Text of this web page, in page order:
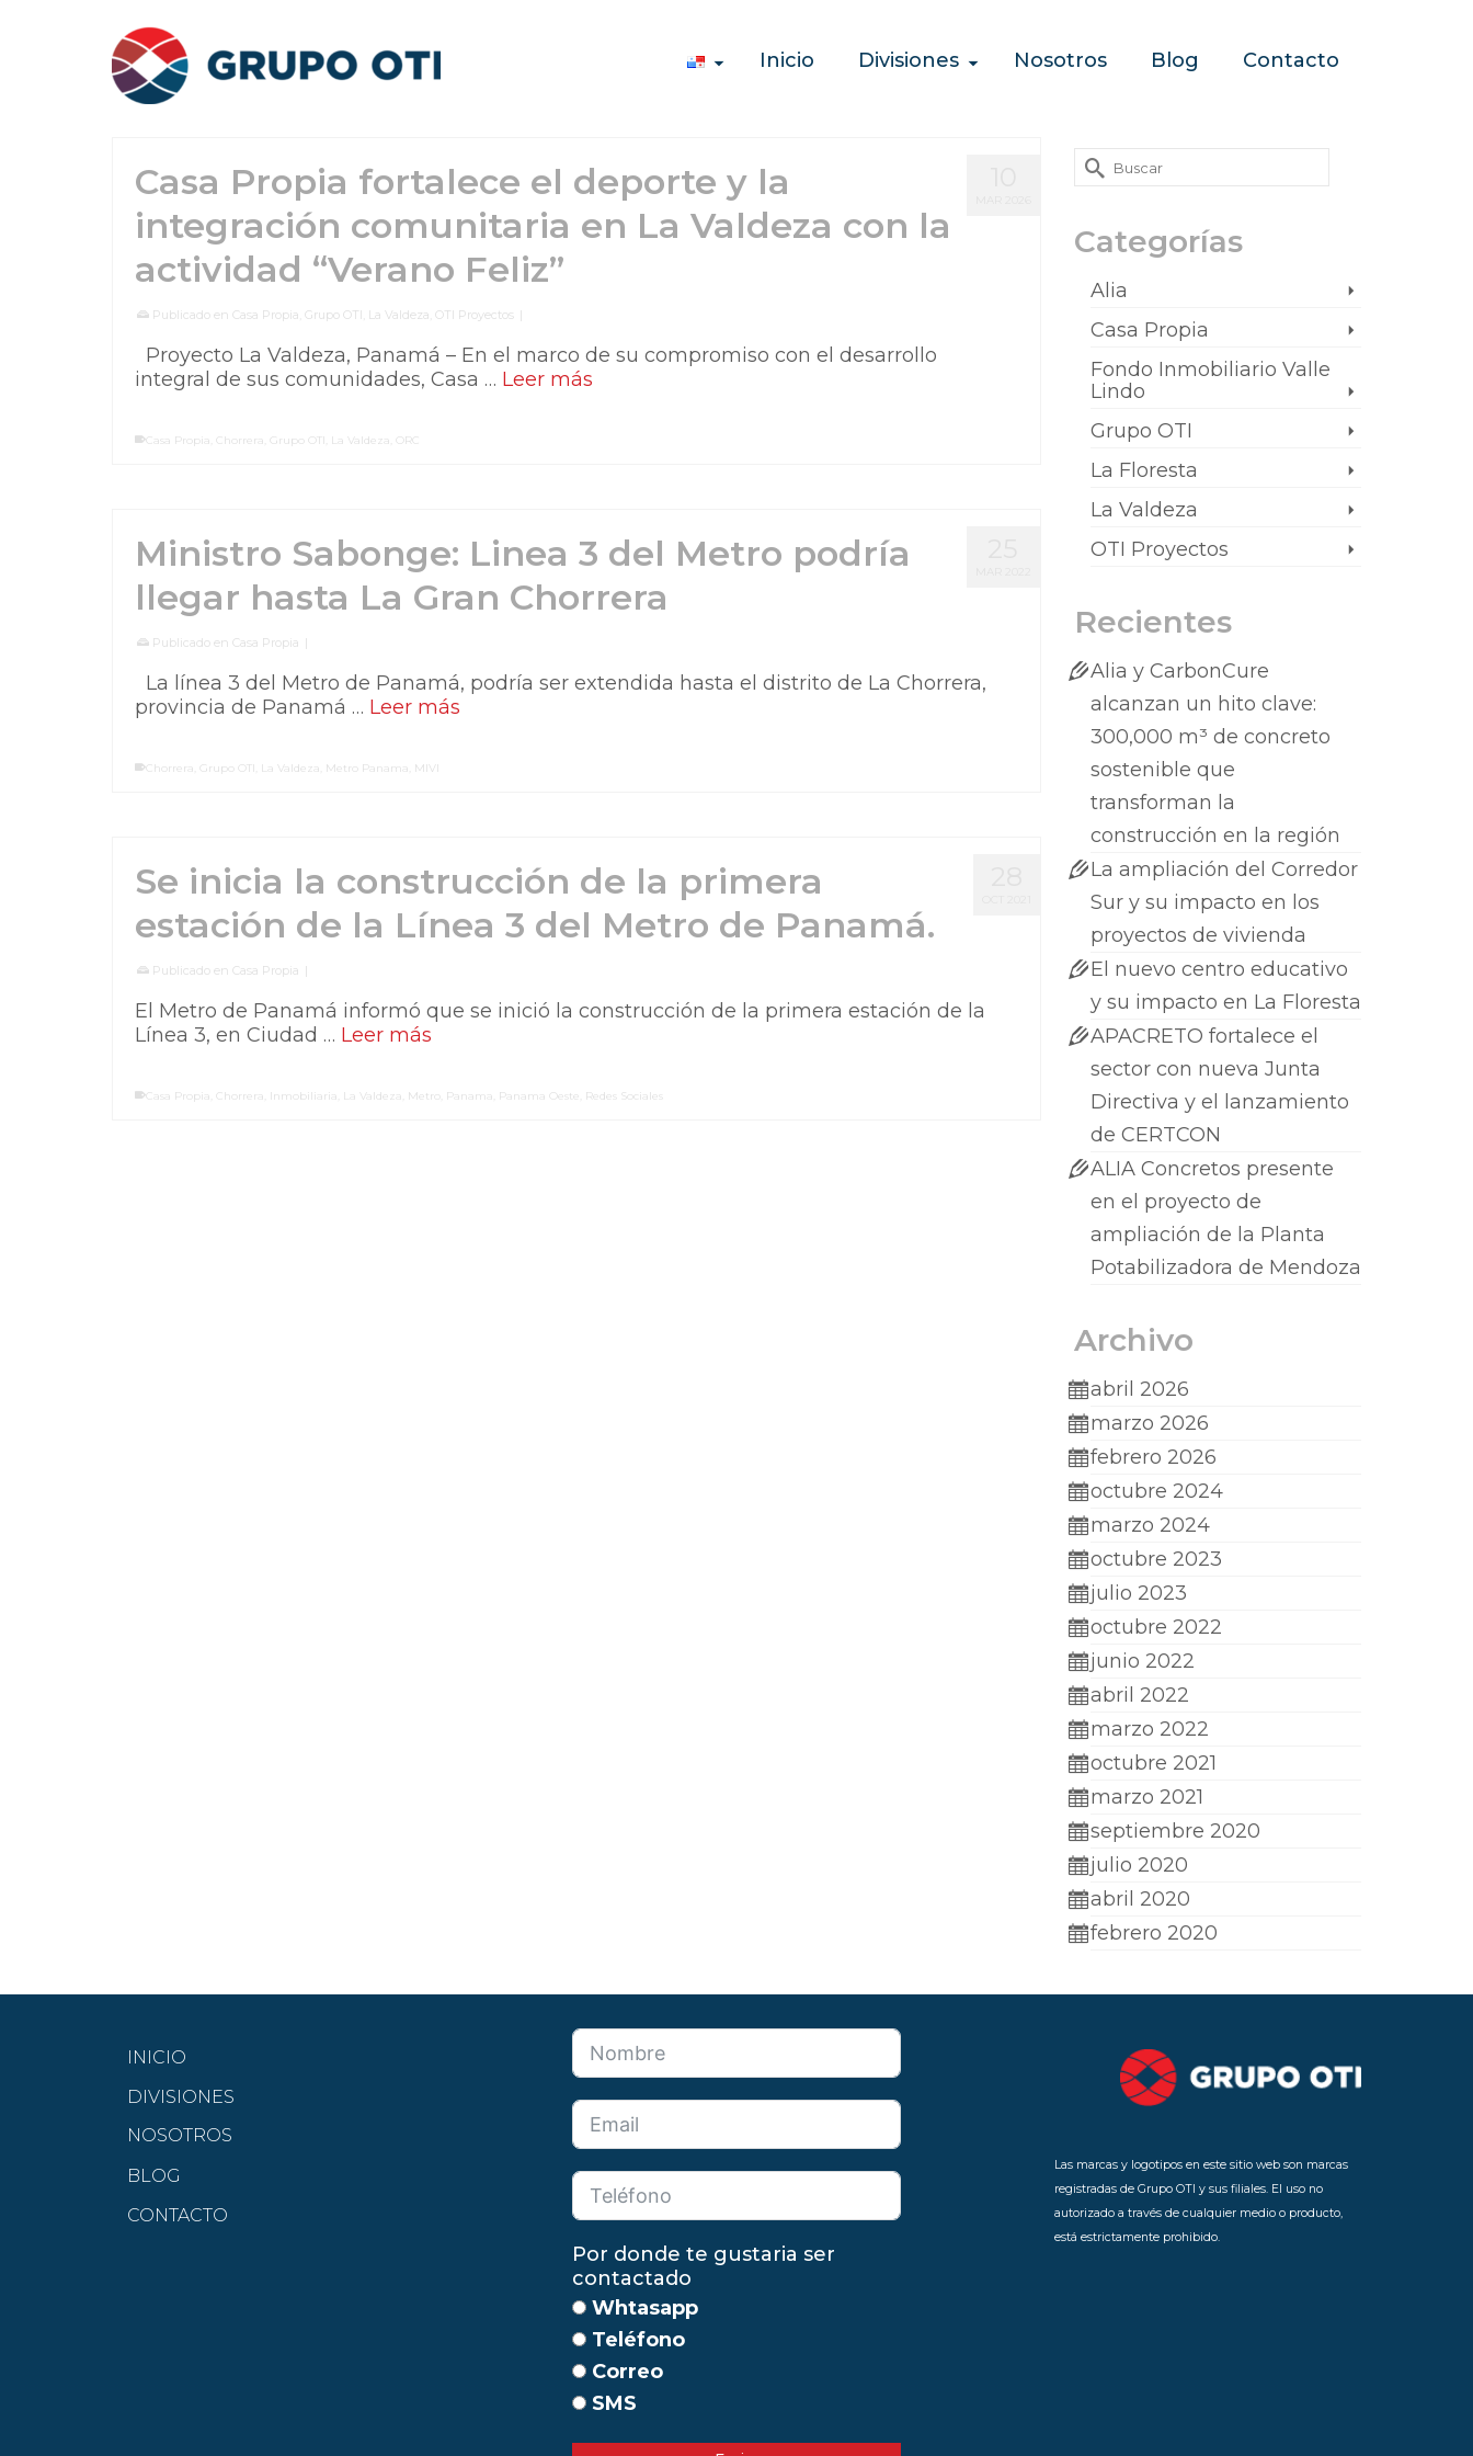
Inicio Divisiones Nosotros Blog Contacto
Casa Propia fortalece el deporte y la
integración comunitaria en La Valdeza con la
actividad “Verano Feliz”
Publicado en Casa Propia Grupo OTI La Valdeza OTI Proyectos |
Proyecto La Valdeza, Panamá – En el marco de su compromiso con el desarrollo
integral de sus comunidades, Casa … Leer más
Casa Propia Chorrera Grupo OTI La Valdeza ORC
Ministro Sabonge: Linea 3 del Metro podría
llegar hasta La Gran Chorrera
Publicado en Casa Propia |
La línea 3 del Metro de Panamá, podría ser extendida hasta el distrito de La Chorrera,
provincia de Panamá … Leer más
Chorrera Grupo OTI La Valdeza Metro Panama MIVI
Se inicia la construcción de la primera
estación de la Línea 3 del Metro de Panamá.
Publicado en Casa Propia |
El Metro de Panamá informó que se inició la construcción de la primera estación de la
Línea 3, en Ciudad … Leer más
Casa Propia Chorrera Inmobiliaria La Valdeza Metro Panama Panama Oeste Redes Sociales
Categorías
Alia
Casa Propia
Fondo Inmobiliario Valle
Lindo
Grupo OTI
La Floresta
La Valdeza
OTI Proyectos
Recientes
Alia y CarbonCure
alcanzan un hito clave:
300,000 m³ de concreto
sostenible que
transforman la
construcción en la región
La ampliación del Corredor
Sur y su impacto en los
proyectos de vivienda
El nuevo centro educativo
y su impacto en La Floresta
APACRETO fortalece el
sector con nueva Junta
Directiva y el lanzamiento
de CERTCON
ALIA Concretos presente
en el proyecto de
ampliación de la Planta
Potabilizadora de Mendoza
Archivo
abril 2026
marzo 2026
febrero 2026
octubre 2024
marzo 2024
octubre 2023
julio 2023
octubre 2022
junio 2022
abril 2022
marzo 2022
octubre 2021
marzo 2021
septiembre 2020
julio 2020
abril 2020
febrero 2020
CONTACTO
DIVISIONES
NOSOTROS
BLOG
INICIO
Por donde te gustaria ser
contactado
Whtasapp
Teléfono
Correo
SMS
Las marcas y logotipos en este sitio web son marcas
registradas de Grupo OTI y sus filiales. El uso no
autorizado a través de cualquier medio o producto,
está estrictamente prohibido.